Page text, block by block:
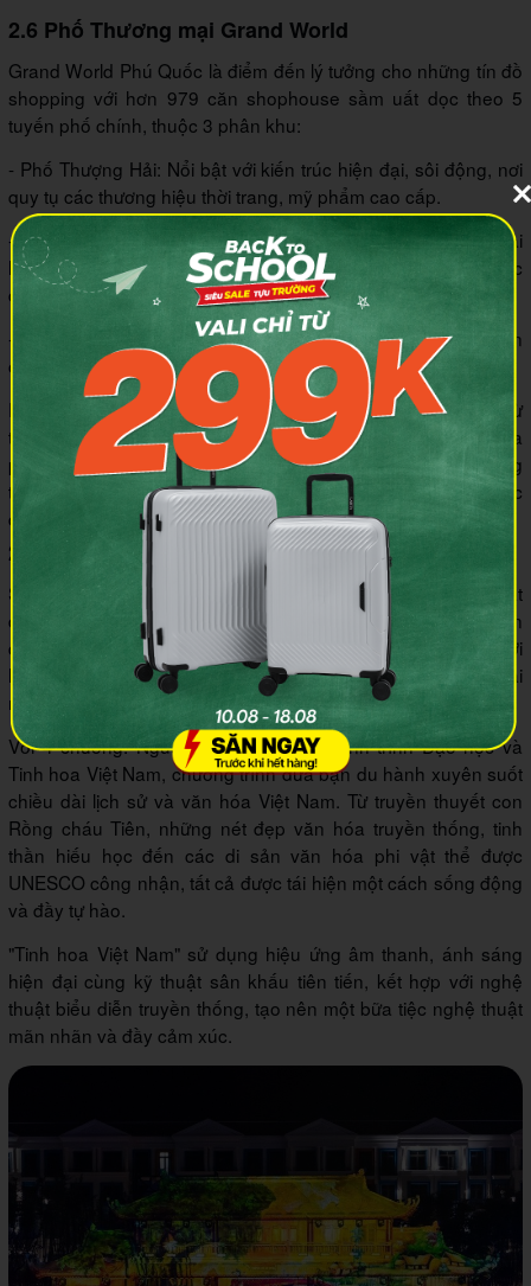
2.6 Phố Thương mại Grand World
Grand World Phú Quốc là điểm đến lý tưởng cho những tín đồ
shopping với hơn 979 căn shophouse sầm uất dọc theo 5
tuyến phố chính, thuộc 3 phân khu:
- Phố Thượng Hải: Nổi bật với kiến trúc hiện đại, sôi động, nơi
quy tụ các thương hiệu thời trang, mỹ phẩm cao cấp.
- Phố Địa Trung Hải: Mang phong cách kiến trúc Địa Trung Hải
lãng mạn, nơi bày bán các sản phẩm thủ công mỹ nghệ độc
đáo.
- Phố Đông Dương: Giới thiệu kiến trúc Pháp cổ điển, nơi bạn
có thể tìm thấy những sản vật địa phương đặc trưng.
Phố Thương mại Grand World cung cấp đa dạng mặt hàng từ
thời trang, mỹ phẩm, đồ trang trí, mỹ nghệ đến các sản vật địa
phương. Bạn có thể thỏa sức mua sắm và khám phá những
thương hiệu nổi tiếng thế giới cũng như những sản phẩm độc
đáo mang đậm dấu ấn Phú Quốc.
2.7 Show Diễn “Tinh Hoa Việt Nam”
Show diễn "Tinh hoa Việt Nam" là một điểm nhấn nghệ thuật
đặc sắc tại Grand World Phú Quốc. Chương trình được dàn
dựng công phu trên sân khấu ngoài trời rộng 11.200m2 với
hơn 200 diễn viên chuyên nghiệp, mang đến cho bạn một trải
nghiệm nghệ thuật thực cảnh ấn tượng và đầy cảm xúc.
Với 4 chương: Nguồn cội, Đời sống, Hành trình Đạo học và
Tinh hoa Việt Nam, chương trình đưa bạn du hành xuyên suốt
chiều dài lịch sử và văn hóa Việt Nam. Từ truyền thuyết con
Rồng cháu Tiên, những nét đẹp văn hóa truyền thống, tinh
thần hiếu học đến các di sản văn hóa phi vật thể được
UNESCO công nhận, tất cả được tái hiện một cách sống động
và đầy tự hào.
"Tinh hoa Việt Nam" sử dụng hiệu ứng âm thanh, ánh sáng
hiện đại cùng kỹ thuật sân khấu tiên tiến, kết hợp với nghệ
thuật biểu diễn truyền thống, tạo nên một bữa tiệc nghệ thuật
mãn nhãn và đầy cảm xúc.